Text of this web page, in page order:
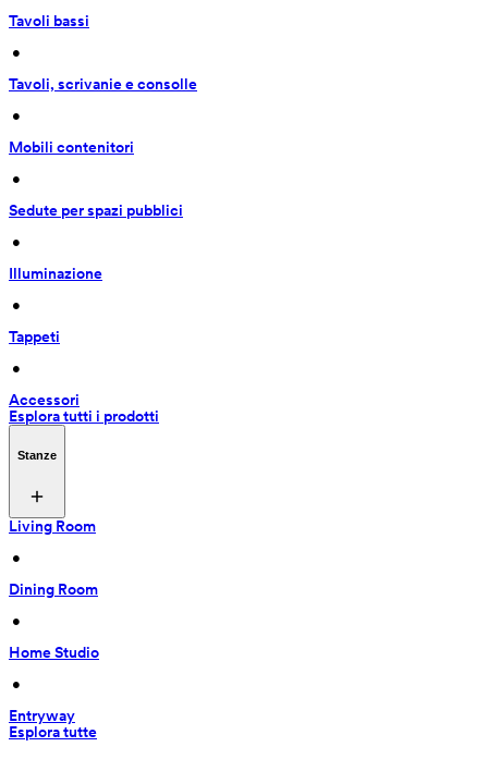
Tavoli bassi
•
Tavoli, scrivanie e consolle
•
Mobili contenitori
•
Sedute per spazi pubblici
•
Illuminazione
•
Tappeti
•
Accessori
Esplora tutti i prodotti
Stanze
Living Room
•
Dining Room
•
Home Studio
•
Entryway
Esplora tutte